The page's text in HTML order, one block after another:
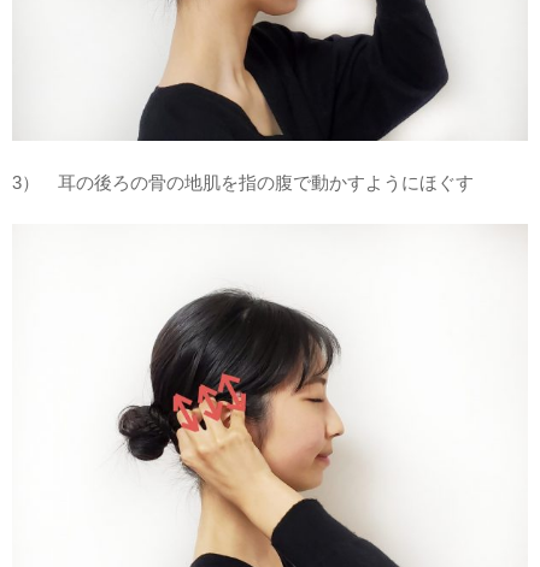
3） 耳の後ろの骨の地肌を指の腹で動かすようにほぐす